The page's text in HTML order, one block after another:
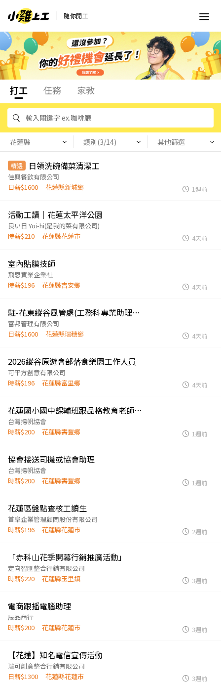
隨你開工
打工 任務 家教
花蓮縣 類別(3/14) 其他篩選
精選 日領洗碗備菜清潔工
佳興餐飲有限公司
日薪$1600
花蓮縣新城鄉 1週前
活動工讀｜花蓮太平洋公園
良い日 Yoi-hi(是我的菜有限公司)
時薪$210
花蓮縣花蓮市 4天前
室內貼膜技師
飛恩實業企業社
時薪$196
花蓮縣吉安鄉 4天前
駐-花東縱谷風管處(工務科專業助理)-職務代理人(8/17~8/30)
富邦管理有限公司
日薪$1600
花蓮縣瑞穗鄉 4天前
2026縱谷原遊會部落食樂園工作人員
可平方創意有限公司
時薪$196
花蓮縣富里鄉 4天前
花蓮國小國中課輔班跟品格教育老師 協會接送司機或協會助理
台灣揚帆協會
時薪$200
花蓮縣壽豐鄉 1週前
協會接送司機或協會助理
台灣揚帆協會
時薪$200
花蓮縣壽豐鄉 1週前
花蓮區盤點查核工讀生
首阜企業管理顧問股份有限公司
時薪$196
花蓮縣花蓮市 2週前
「赤科山花季開幕行銷推廣活動」
定向智匯整合行銷有限公司
時薪$220
花蓮縣玉里鎮 3週前
電商跟播電腦助理
辰品商行
時薪$200
花蓮縣花蓮市 3週前
【花蓮】知名電信宣傳活動
瑞可創意整合行銷有限公司
日薪$1300
花蓮縣花蓮市 3週前